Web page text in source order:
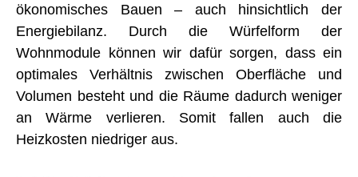
ökonomisches Bauen – auch hinsichtlich der
Energiebilanz. Durch die Würfelform der
Wohnmodule können wir dafür sorgen, dass ein
optimales Verhältnis zwischen Oberfläche und
Volumen besteht und die Räume dadurch weniger
an Wärme verlieren. Somit fallen auch die
Heizkosten niedriger aus.